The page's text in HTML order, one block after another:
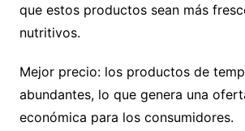
que estos productos sean más
nutritivos.
Mejor precio: los productos de
abundantes, lo que genera una
económica para los consumidores.